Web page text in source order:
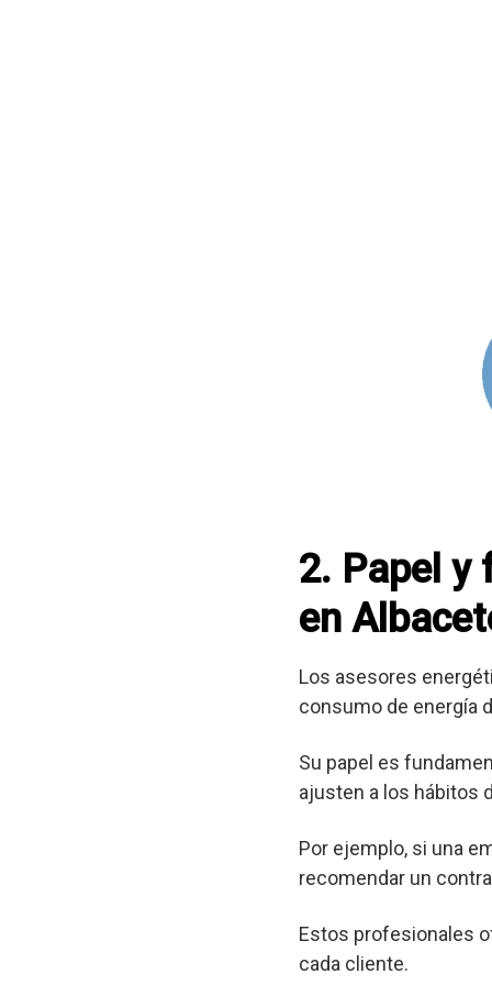
2. Papel y
en
Los asesores
consumo de energía
Su papel es
ajusten a los hábitos
Por ejemplo, si una
recomendar un
Estos profesionales
cada cliente.